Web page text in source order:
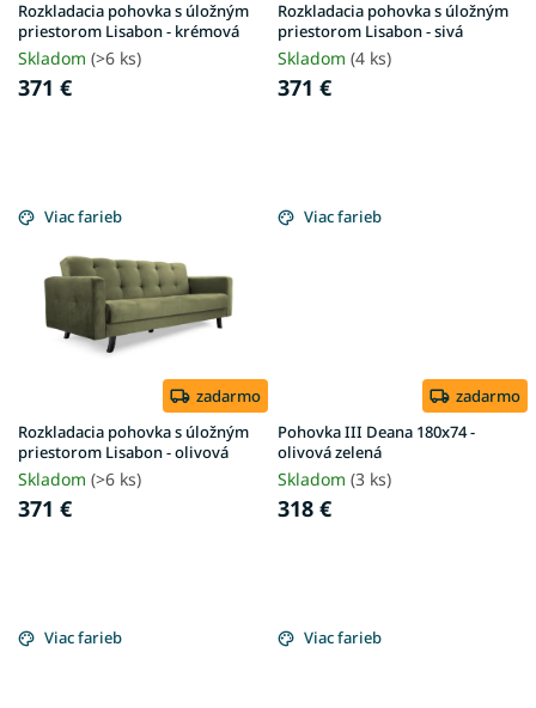
k
t
o
Rozkladacia pohovka s úložným
priestorom Lisabon - krémová
Skladom (>6 ks)
371 €
Rozkladacia pohovka s úložným
priestorom Lisabon - sivá
Skladom (4 ks)
371 €
Viac farieb
zadarmo
Rozkladacia pohovka s úložným
priestorom Lisabon - olivová
Skladom (>6 ks)
371 €
Viac farieb
zadarmo
Pohovka III Deana 180x74 -
olivová zelená
Skladom (3 ks)
318 €
Viac farieb Viac farieb